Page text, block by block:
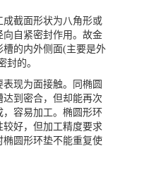
截面形状为八角形或
自紧密封作用。故金
的内外侧面(主要是外
封的。
现为面接触。同椭圆
到密合，但却能再次
容易加工。椭圆形环
好，但加工精度要求
圆形环垫不能重复使